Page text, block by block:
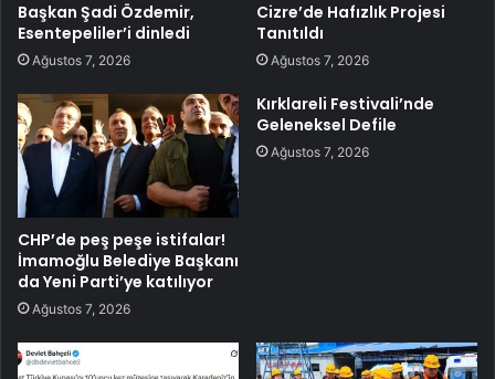
Başkan Şadi Özdemir,
Esentepeliler’i dinledi
Ağustos 7, 2026
Cizre’de Hafızlık Projesi
Tanıtıldı
Ağustos 7, 2026
CHP’de peş peşe istifalar!
İmamoğlu Belediye Başkanı
da Yeni Parti’ye katılıyor
Ağustos 7, 2026
Kırklareli Festivali’nde
Geleneksel Defile
Ağustos 7, 2026